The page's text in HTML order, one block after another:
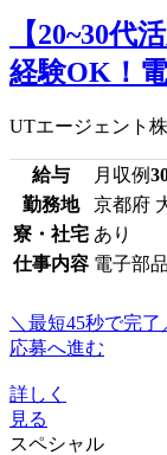
【20~30代
経験OK！
UTエージェント
給与 月収例
勤務地
京都府
寮・社宅 あり
仕事内容 電子部
＼最短45秒で完了
応募へ進む
詳しく
見る
スペシャル